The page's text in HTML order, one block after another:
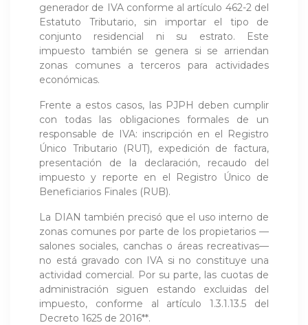
generador de IVA conforme al artículo 462-2 del
Estatuto Tributario, sin importar el tipo de
conjunto residencial ni su estrato. Este
impuesto también se genera si se arriendan
zonas comunes a terceros para actividades
económicas.
Frente a estos casos, las PJPH deben cumplir
con todas las obligaciones formales de un
responsable de IVA: inscripción en el Registro
Único Tributario (RUT), expedición de factura,
presentación de la declaración, recaudo del
impuesto y reporte en el Registro Único de
Beneficiarios Finales (RUB).
La DIAN también precisó que el uso interno de
zonas comunes por parte de los propietarios —
salones sociales, canchas o áreas recreativas—
no está gravado con IVA si no constituye una
actividad comercial. Por su parte, las cuotas de
administración siguen estando excluidas del
impuesto, conforme al artículo 1.3.1.13.5 del
Decreto 1625 de 2016**.